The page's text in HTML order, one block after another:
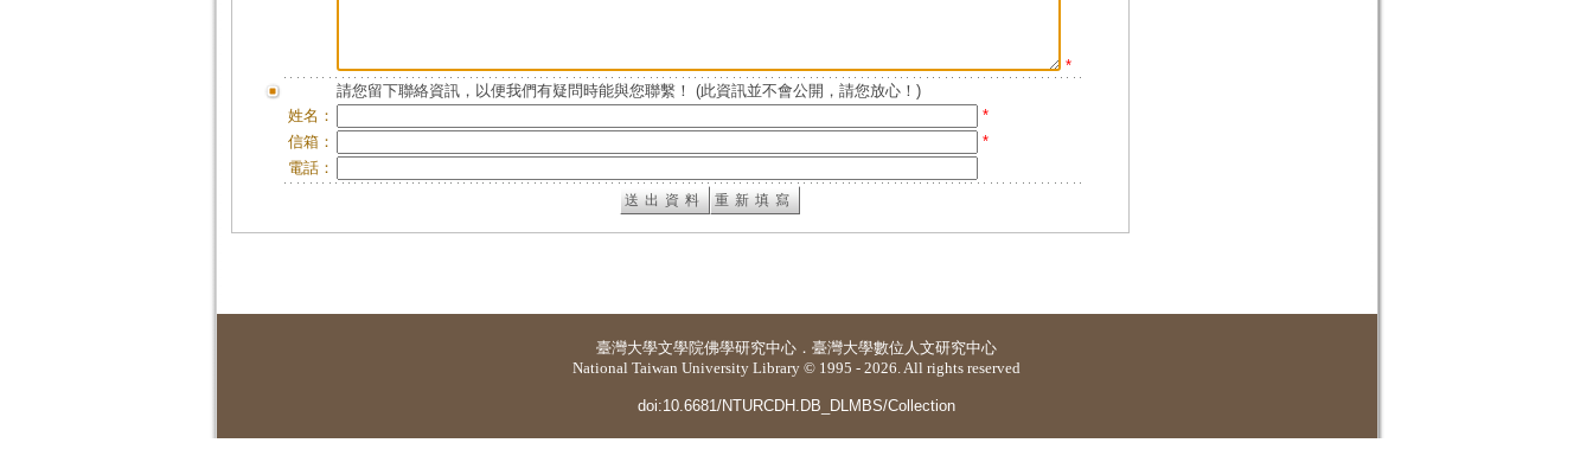
*
請您留下聯絡資訊，以便我們有疑問時能與您聯繫！ (此資訊並不會公開，請您放心！)
姓名：
*
信箱：
*
電話：
臺灣大學文學院佛學研究中心 ． 臺灣大學數位人文研究中心
National Taiwan University Library © 1995 - 2026. All rights reserved
doi:10.6681/NTURCDH.DB_DLMBS/Collection